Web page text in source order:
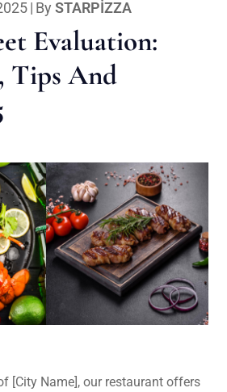
| By STARPIZZA
Evaluation:
Tips And
[City Name], our restaurant offers